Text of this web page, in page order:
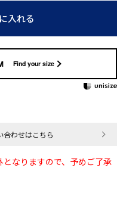
入れる
Find your size
合わせはこちら
なりますので、予めご了承